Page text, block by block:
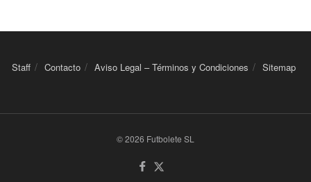
Staff Contacto Aviso Legal – Términos y Condiciones Sitemap
© 2026 Futbolete SL